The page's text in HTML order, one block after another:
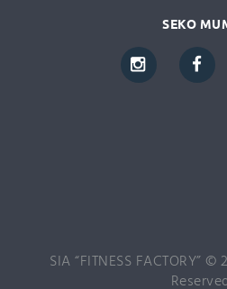
SEKO
SIA “FITNESS FACTORY”